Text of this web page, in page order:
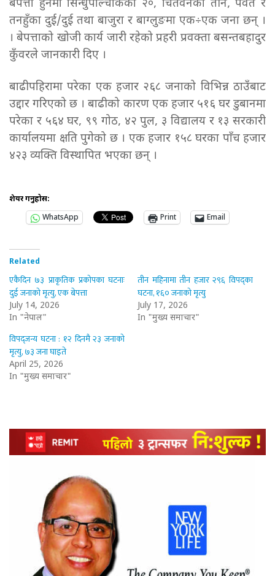
बेपत्ता हुनेमा सिन्धुपाल्चोकका २०, चितवनका तीन, पर्वत र
तनहुँका दुई/दुई तथा बाजुरा र बाग्लुङमा एक÷एक जना छन् ।
। बेपत्ताको खोजी कार्य जारी रहेको प्रहरी प्रवक्ता बसन्तबहादुर
कुँवरले जानकारी दिए ।
बाढीपहिरामा परेका एक हजार २६८ जनाको विभिन्न ठाउँबाट
उद्दार गरिएको छ । बाढीको कारण एक हजार ५१६ घर डुबानमा
परेका र ५६४ घर, ९९ गोठ, ४२ पुल, ३ विद्यालय र १३ सरकारी
कार्यालयमा क्षति पुगेको छ । एक हजार १५८ घरका पाँच हजार
४२३ व्यक्ति विस्थापित भएका छन् ।
शेयर गर्नुहोस:
WhatsApp
Print Email
Related
एकैदिन ७३ प्राकृतिक प्रकोपका घटनाः
दुई जनाको मृत्यु, एक बेपत्ता
July 14, 2026
In "नेपाल"
तीन महिनामा तीन हजार २९६ विपद्का
घटना, १६० जनाको मृत्यु
July 17, 2026
In "मुख्य समाचार"
विपद्जन्य घटना : १२ दिनमै २३ जनाको
मृत्यु, ७३ जना घाइते
April 25, 2026
In "मुख्य समाचार"